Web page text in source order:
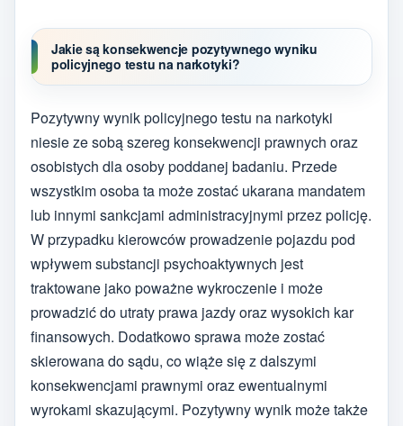
Jakie są konsekwencje pozytywnego wyniku
policyjnego testu na narkotyki?
Pozytywny wynik policyjnego testu na narkotyki
niesie ze sobą szereg konsekwencji prawnych oraz
osobistych dla osoby poddanej badaniu. Przede
wszystkim osoba ta może zostać ukarana mandatem
lub innymi sankcjami administracyjnymi przez policję.
W przypadku kierowców prowadzenie pojazdu pod
wpływem substancji psychoaktywnych jest
traktowane jako poważne wykroczenie i może
prowadzić do utraty prawa jazdy oraz wysokich kar
finansowych. Dodatkowo sprawa może zostać
skierowana do sądu, co wiąże się z dalszymi
konsekwencjami prawnymi oraz ewentualnymi
wyrokami skazującymi. Pozytywny wynik może także